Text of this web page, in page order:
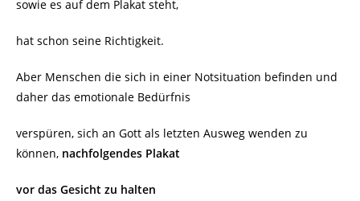
sowie es auf dem Plakat steht,
hat schon seine Richtigkeit.
Aber Menschen die sich in einer Notsituation befinden und
daher das emotionale Bedürfnis
verspüren, sich an Gott als letzten Ausweg wenden zu
können, nachfolgendes Plakat
vor das Gesicht zu halten